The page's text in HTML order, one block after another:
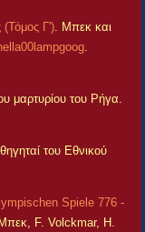
(Τόμος Γ'). Μπεκ και
.
μαρτυρίου του Ρήγα.
του Εθνικού
Spiele 776 -
F. Volckmar, H.